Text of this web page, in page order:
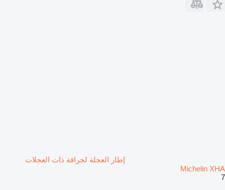
إطار العجلة لجرافة ذات العجلات
Michelin XHA
7